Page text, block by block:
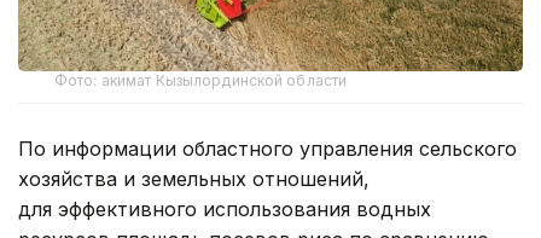
Фото: акимат Кызылординской области
По информации областного управления сельского
хозяйства и земельных отношений,
для эффективного использования водных